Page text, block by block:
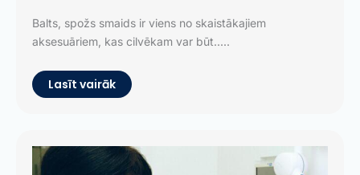
Balts, spožs smaids ir viens no skaistākajiem
aksesuāriem, kas cilvēkam var būt.....
Lasīt vairāk